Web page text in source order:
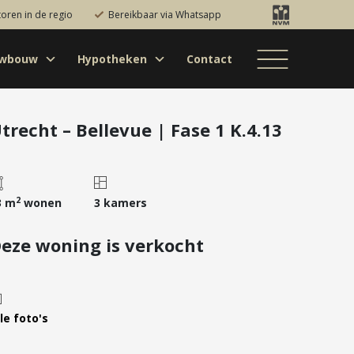
Particulieren
in de regio Bereikbaar via Whatsapp
Bestaande bouw
Nieuwbouw
Internationaal
Bedrijfsaanbod
Hypotheken
oversluiten
Starterslening
Duurzame
Contact
– Bellevue | Fase 1 K.4.13
m2 wonen 3 kamers
woning is verkocht
foto's